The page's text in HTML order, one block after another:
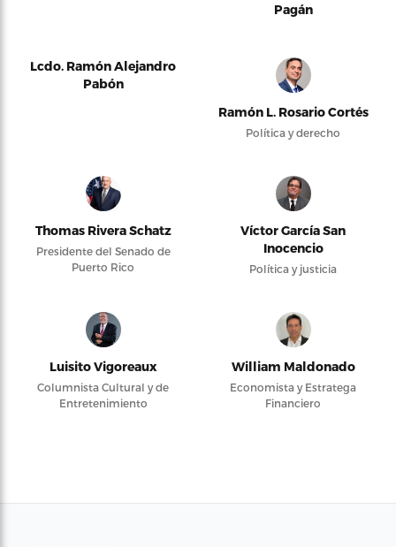
Pagán
Lcdo. Ramón Alejandro
Pabón
Ramón L. Rosario Cortés
Política y derecho
Thomas Rivera Schatz
Presidente del Senado de
Puerto Rico
Víctor García San
Inocencio
Política y justicia
Luisito Vigoreaux
Columnista Cultural y de
Entretenimiento
William Maldonado
Economista y Estratega
Financiero